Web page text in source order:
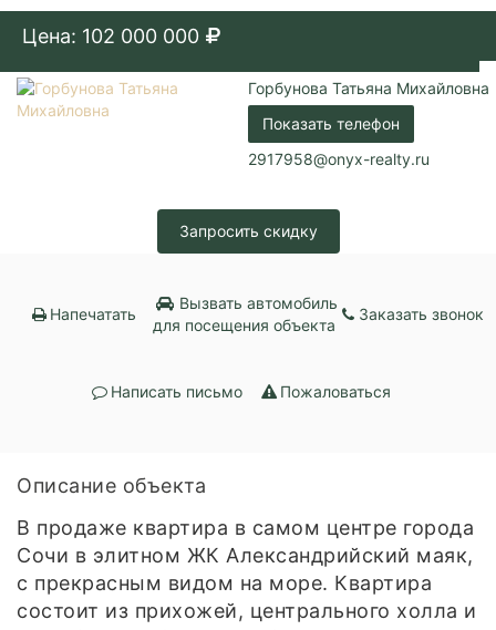
Цена: 102 000 000
Горбунова Татьяна Михайловна
Показать телефон
2917958@onyx-realty.ru
Запросить скидку
Напечатать
Вызвать автомобиль
для посещения объекта
Заказать звонок
Написать письмо Пожаловаться
Описание объекта
В продаже квартира в самом центре города
Сочи в элитном ЖК Александрийский маяк,
с прекрасным видом на море. Квартира
состоит из прихожей, центрального холла и